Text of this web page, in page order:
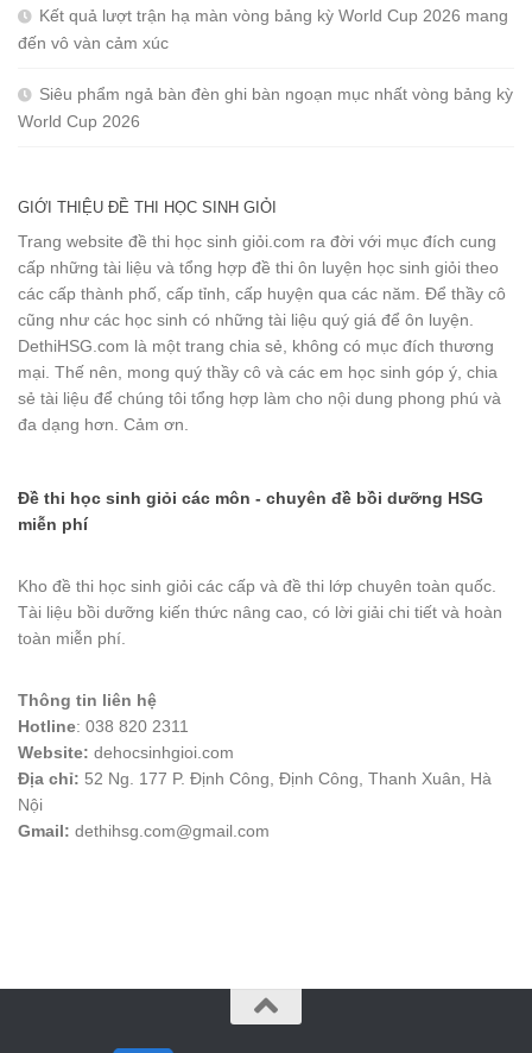
Kết quả lượt trận hạ màn vòng bảng kỳ World Cup 2026 mang
đến vô vàn cảm xúc
Siêu phẩm ngả bàn đèn ghi bàn ngoạn mục nhất vòng bảng kỳ
World Cup 2026
GIỚI THIỆU ĐỀ THI HỌC SINH GIỎI
Trang website đề thi học sinh giỏi.com ra đời với mục đích cung
cấp những tài liệu và tổng hợp đề thi ôn luyện học sinh giỏi theo
các cấp thành phố, cấp tỉnh, cấp huyện qua các năm. Để thầy cô
cũng như các học sinh có những tài liệu quý giá để ôn luyện.
DethiHSG.com là một trang chia sẻ, không có mục đích thương
mại. Thế nên, mong quý thầy cô và các em học sinh góp ý, chia
sẻ tài liệu để chúng tôi tổng hợp làm cho nội dung phong phú và
đa dạng hơn. Cảm ơn.
Đề thi học sinh giỏi các môn - chuyên đề bồi dưỡng HSG
miễn phí
Kho đề thi học sinh giỏi các cấp và đề thi lớp chuyên toàn quốc.
Tài liệu bồi dưỡng kiến thức nâng cao, có lời giải chi tiết và hoàn
toàn miễn phí.
Thông tin liên hệ
Hotline: 038 820 2311
Website: dehocsinhgioi.com
Địa chỉ: 52 Ng. 177 P. Định Công, Định Công, Thanh Xuân, Hà
Nội
Gmail: dethihsg.com@gmail.com